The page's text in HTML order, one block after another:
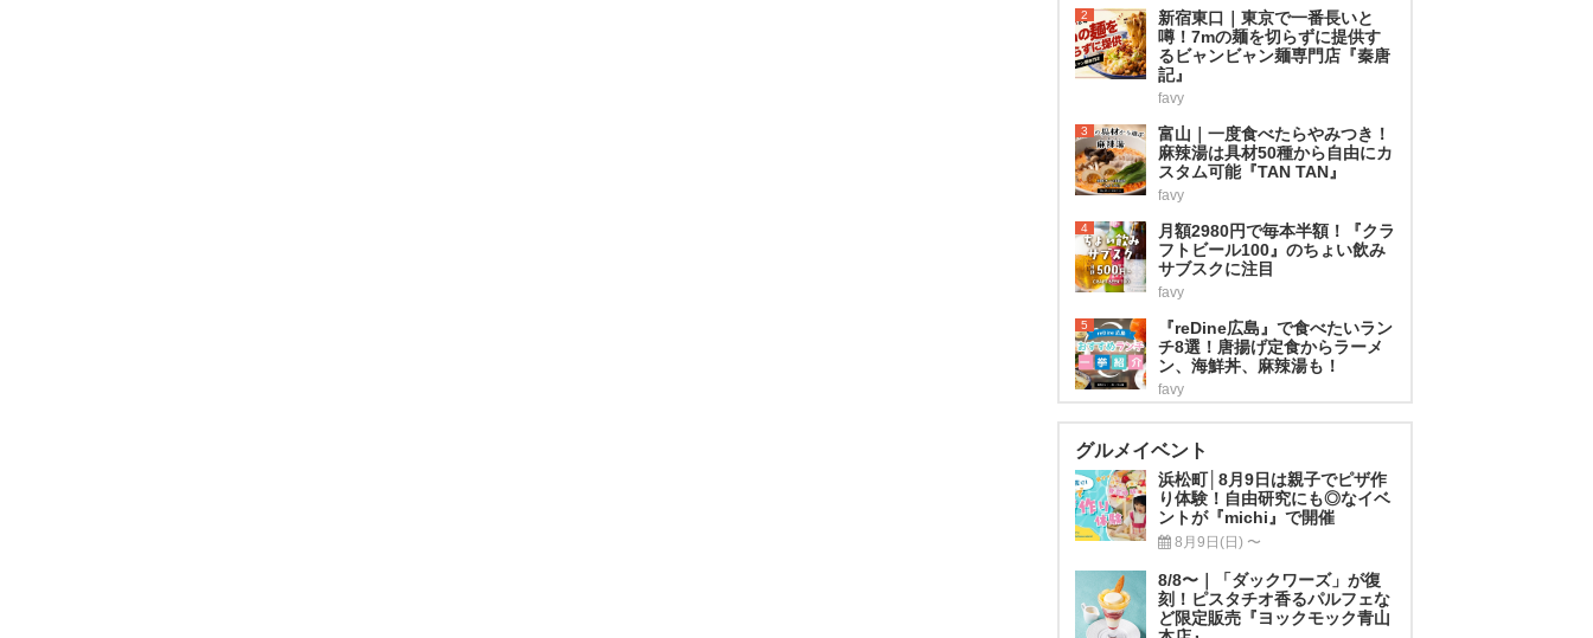
2
新宿東口｜東京で一番長いと
噂！7mの麺を切らずに提供す
るビャンビャン麺専門店『秦唐
記』
favy
3
富山｜一度食べたらやみつき！
麻辣湯は具材50種から自由にカ
スタム可能『TAN TAN』
favy
4
月額2980円で毎本半額！『クラ
フトビール100』のちょい飲み
サブスクに注目
favy
5
『reDine広島』で食べたいラン
チ8選！唐揚げ定食からラーメ
ン、海鮮丼、麻辣湯も！
favy
グルメイベント
浜松町│8月9日は親子でピザ作
り体験！自由研究にも◎なイベ
ントが『michi』で開催
8月9日(日) 〜
8/8〜｜「ダックワーズ」が復
刻！ピスタチオ香るパルフェな
ど限定販売『ヨックモック青山